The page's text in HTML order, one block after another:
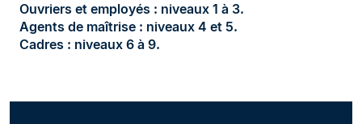
Ouvriers et employés : niveaux 1 à 3.
Agents de maîtrise : niveaux 4 et 5.
Cadres : niveaux 6 à 9.